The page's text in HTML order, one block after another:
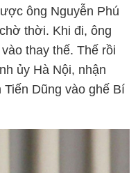
ông Nguyễn Phú
thời. Khi đi, ông
thay thế. Thế rồi
ủy Hà Nội, nhận
Dũng vào ghế Bí